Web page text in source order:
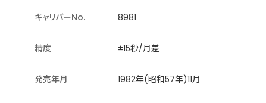
キャリバーNo. 8981
精度 ±15秒/月差
発売年月 1982年(昭和57年)11月